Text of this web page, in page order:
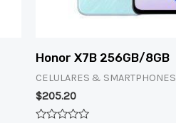
Honor X7B 256GB/8GB
CELULARES & SMARTPHONES
$205.20